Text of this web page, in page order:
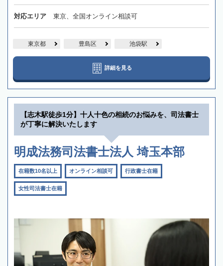
対応エリア 東京、全国オンライン相談可
東京都 豊島区 池袋駅
詳細を見る
【志木駅徒歩1分】十人十色の相続のお悩みを、司法書士
が丁寧に解決いたします
明成法務司法書士法人 埼玉本部
在籍数10名以上 オンライン相談可 行政書士在籍
女性司法書士在籍